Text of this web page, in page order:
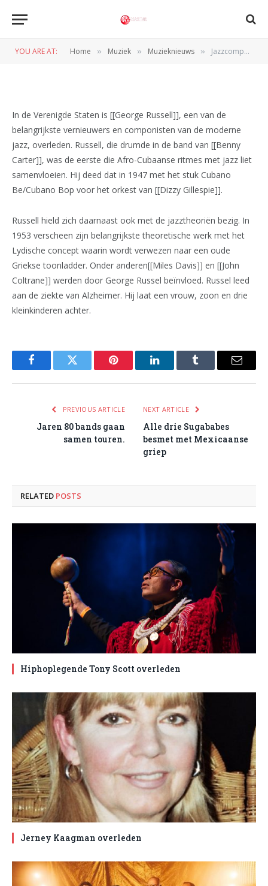
YOU ARE AT: Home » Muziek » Muzieknieuws » Jazzcomponist George Russell overleden
Jazzcomponist George Russell
In de Verenigde Staten is [[George Russell]], een van de
belangrijkste vernieuwers en componisten van de moderne
jazz, overleden. Russell, die drumde in de band van [[Benny
Carter]], was de eerste die Afro-Cubaanse ritmes met jazz liet
samenvloeien. Hij deed dat in 1947 met het stuk Cubano
Be/Cubano Bop voor het orkest van [[Dizzy Gillespie]].
Russell hield zich daarnaast ook met de jazztheoriën bezig. In
1953 verscheen zijn belangrijkste theoretische werk met het
Lydische concept waarin wordt verwezen naar een oude
Griekse toonladder. Onder anderen[[Miles Davis]] en [[John
Coltrane]] werden door George Russel beïnvloed. Russel leed
aan de ziekte van Alzheimer. Hij laat een vrouw, zoon en drie
kleinkinderen achter.
FacebookTwitter Pinterest LinkedInTumblr Email
PREVIOUS ARTICLE
Jaren 80 bands gaan
samen touren.
NEXT ARTICLE
Alle drie Sugababes
besmet met Mexicaanse
griep
RELATED POSTS
Hiphoplegende Tony Scott overleden
Jerney Kaagman overleden